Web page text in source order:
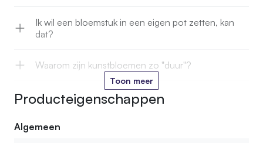
Ik wil een bloemstuk in een eigen pot zetten, kan
dat?
Waarom zijn kunstbloemen zo "duur"?
Kan je kunstbloemen in het water zetten?
Hoe lang gaan jullie kunstbloemen mee?
Toon meer
Producteigenschappen
Algemeen